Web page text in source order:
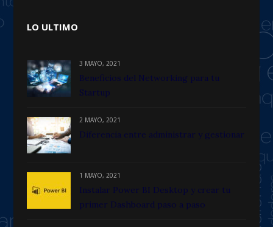
LO ULTIMO
3 MAYO, 2021
Beneficios del Networking para tu
Startup
2 MAYO, 2021
Diferencia entre administrar y gestionar
1 MAYO, 2021
Instalar Power BI Desktop y crear tu
primer Dashboard paso a paso